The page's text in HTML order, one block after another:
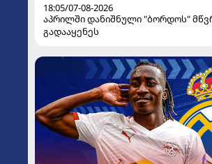
18:05/07-08-2026
აპრილში დანიშნული "ბორდოს"
გადააყენეს